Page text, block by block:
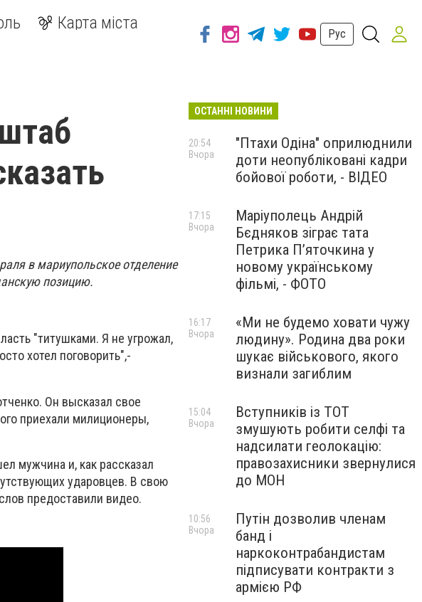
Карта міста
Рус
в мариупольское отделение
позицию.
"титушками. Я не угрожал,
хотел поговорить",-
Он высказал свое
приехали милиционеры,
мужчина и, как рассказал
ударовцев. В свою
предоставили видео.
ОСТАННІ НОВИНИ
"Птахи Одіна" оприлюднили
доти неопубліковані кадри
бойової роботи, - ВІДЕО
20:54
Вчора
Маріуполець Андрій
Бєдняков зіграє тата
Петрика П’яточкина у
новому українському
фільмі, - ФОТО
17:15
Вчора
«Ми не будемо ховати чужу
людину». Родина два роки
шукає військового, якого
визнали загиблим
16:17
Вчора
Вступників із ТОТ
змушують робити селфі та
надсилати геолокацію:
правозахисники звернулися
до МОН
15:04
Вчора
Путін дозволив членам
банд і
наркоконтрабандистам
підписувати контракти з
армією РФ
10:56
Вчора